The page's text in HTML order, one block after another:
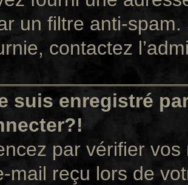
un filtre anti-spam.
contactez
suis enregistré
par vérifier vos
mail reçu lors de